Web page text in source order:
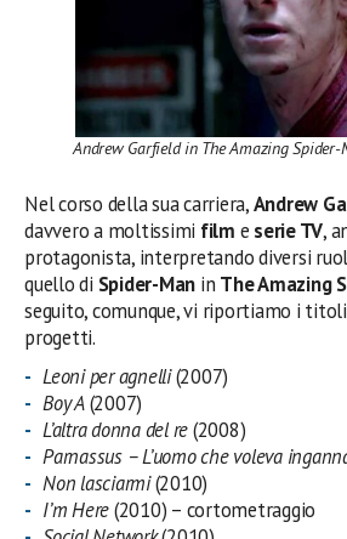
Andrew Garfield in The Amazing Spider-
Nel corso della sua carriera,Andrew
davvero a moltissimi film e serie TV,
protagonista, interpretando diversi
quello di Spider-Man in The Amazing
seguito, comunque, vi riportiamo i
progetti.
Leoni per agnelli(2007)
Boy A(2007)
L’altra donna del re(2008)
Parnassus – L’uomo che voleva
Non lasciarmi(2010)
I’m Here(2010) – cortometraggio